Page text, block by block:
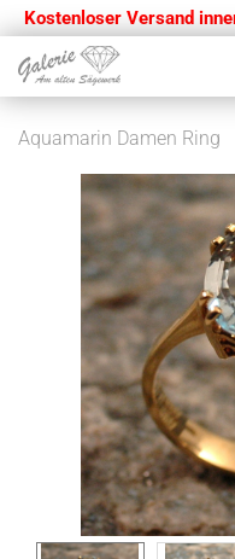
Kostenloser Versand
Aquamarin Damen Ring